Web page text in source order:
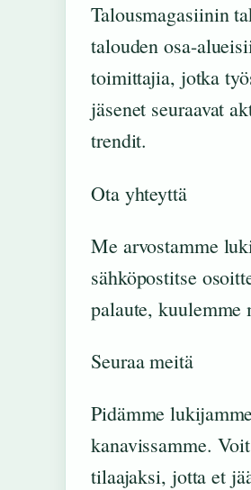
Talousmagasiinin
talouden osa-
toimittajia, jotka
jäsenet seuraavat
trendit.
Ota yhteyttä
Me arvostamme
sähköpostitse
palaute, kuulemme
Seuraa meitä
Pidämme
kanavissamme.
tilaajaksi, jotta et